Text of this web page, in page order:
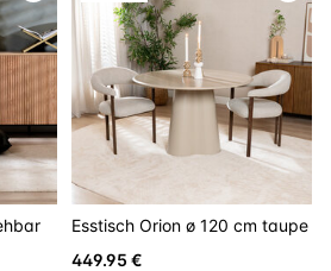
Esstisch Orion ø 120 cm taupe
449.95 €